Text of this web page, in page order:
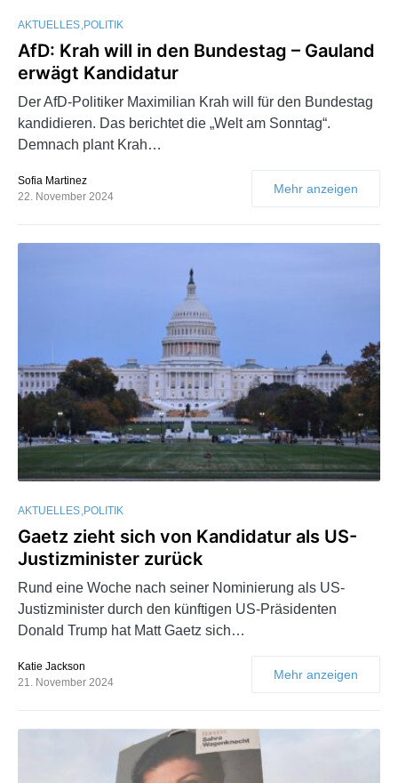
AKTUELLES POLITIK
AfD: Krah will in den Bundestag – Gauland
erwägt Kandidatur
Der AfD-Politiker Maximilian Krah will für den Bundestag
kandidieren. Das berichtet die „Welt am Sonntag“.
Demnach plant Krah…
Sofia Martinez
22. November 2024
Mehr anzeigen
AKTUELLES POLITIK
Gaetz zieht sich von Kandidatur als US-
Justizminister zurück
Rund eine Woche nach seiner Nominierung als US-
Justizminister durch den künftigen US-Präsidenten
Donald Trump hat Matt Gaetz sich…
Katie Jackson
21. November 2024
Mehr anzeigen